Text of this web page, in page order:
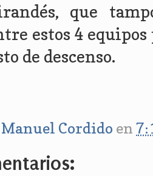
que
estos 4
de descenso.
Manuel Cordido en